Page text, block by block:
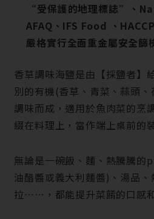
“受保護的地理標誌”、
AFAQ、IFS Food 、
嚴格實行全面重金屬安全篩
香草調味海鹽是由【採鹽者】
別的有機(香草、青菜、蒜頭
調味而成，適用於魚肉菜的烹
綴在料理上，當作端上桌前的
無論是一碗飯、麵、熱騰騰的
油醋醬或義大利麵醬)、湯品、
拉⋯⋯，都能提升菜餚的口感